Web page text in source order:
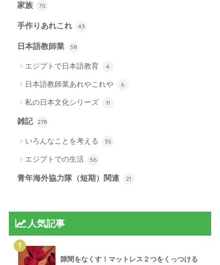
家族 70
手作りあれこれ 43
日本語教師業 58
エジプトで日本語教育 4
日本語教師業あれやこれや 6
私の日本文化シリーズ 11
雑記 278
いろんなことを考える 35
エジプトでの生活 56
青年海外協力隊（短期）関連 21
人気記事
1
隙間をなくす！マットレス２つをくっつける